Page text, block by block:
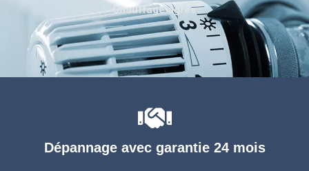
Dépannage avec garantie 24 mois
Chauffage agréé